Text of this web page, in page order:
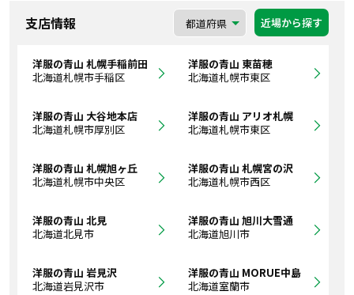
支店情報 近場から探す
洋服の青山 札幌手稲前田
北海道札幌市手稲区
洋服の青山 東苗穂
北海道札幌市東区
洋服の青山 大谷地本店
北海道札幌市厚別区
洋服の青山 アリオ札幌
北海道札幌市東区
洋服の青山 札幌旭ヶ丘
北海道札幌市中央区
洋服の青山 札幌宮の沢
北海道札幌市西区
洋服の青山 北見
北海道北見市
洋服の青山 旭川大雪通
北海道旭川市
洋服の青山 岩見沢
北海道岩見沢市
洋服の青山 MORUE中島
北海道室蘭市